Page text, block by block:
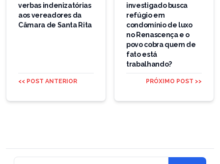
verbas indenizatórias
aos vereadores da
Câmara de Santa Rita
<< POST ANTERIOR
investigado busca
refúgio em
condomínio de luxo
no Renascença e o
povo cobra quem de
fato está
trabalhando?
PRÓXIMO POST >>